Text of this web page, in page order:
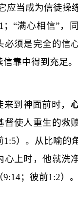
应当成为信徒操
；“满心相信”，
必须是完全的信
靠中得到充足。
到神面前时，
督使人重生的救
1:5）。从比喻的
心上时，他就洗
9:14；彼前1:2）。